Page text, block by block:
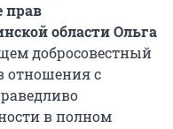
прав
области Ольга
добросовестный
отношения с
в полном